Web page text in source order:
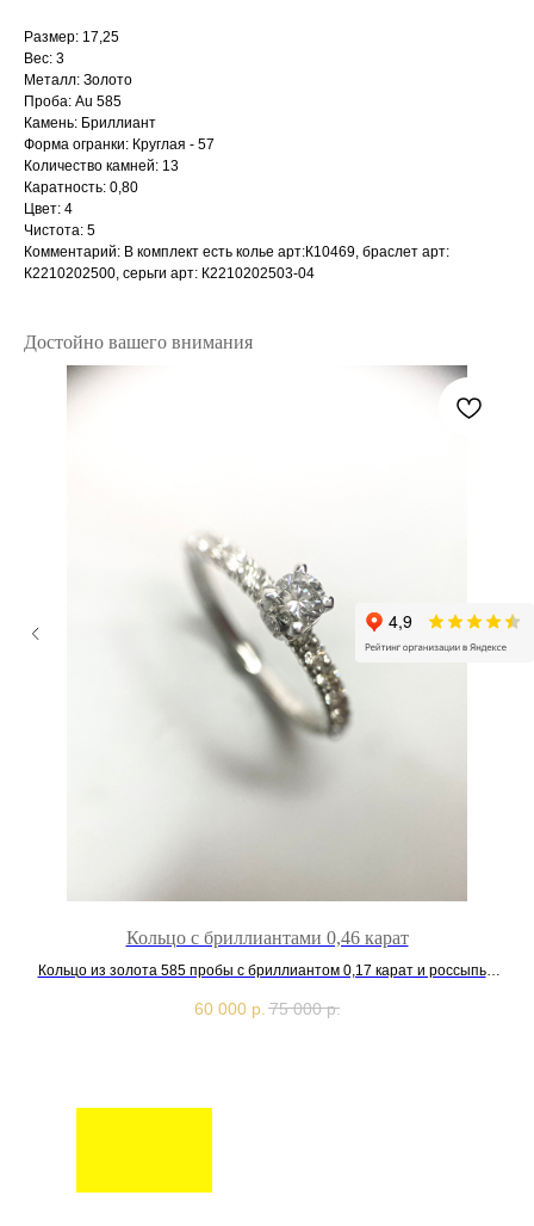
Размер: 17,25
Вес: 3
Металл: Золото
Проба: Au 585
Камень: Бриллиант
Форма огранки: Круглая - 57
Количество камней: 13
Каратность: 0,80
Цвет: 4
Чистота: 5
Комментарий: В комплект есть колье арт:К10469, браслет арт:
К2210202500, серьги арт: К2210202503-04
Достойно вашего внимания
Кольцо с бриллиантами 0,46 карат
Кольцо из золота 585 пробы с бриллиантом 0,17 карат и россыпью
60 000 р. 75 000 р.